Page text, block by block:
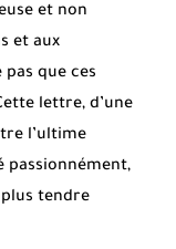
et non
et aux
que ces
lettre, d’une
l’ultime
passionnément,
tendre